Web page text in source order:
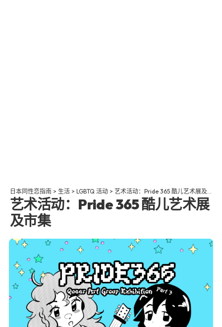
日本同性恋指南 > 生活 > LGBTQ 活动 > 艺术活动：Pride 365 酷儿艺术展及市集
艺术活动：Pride 365 酷儿艺术展
及市集